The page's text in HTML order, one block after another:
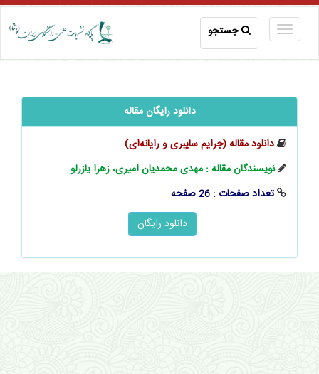
جستجو
دانلود رایگان مقاله
دانلود مقاله (جرایم سایبری و رایانه‌ای)
نویسندگان مقاله : مهدی محمدیان امیری، زهرا یازرلو
تعداد صفحات : 26 صفحه